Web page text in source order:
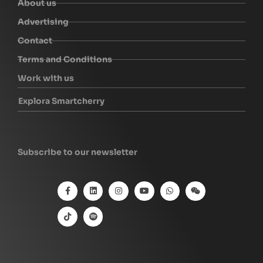
About us
Advertising
Contact
Terms and Conditions
Work with us
Explora Smartcherry
Subscribe to our newsletter